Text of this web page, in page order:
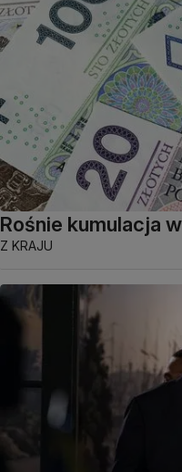
Rośnie kumulacja
Z KRAJU